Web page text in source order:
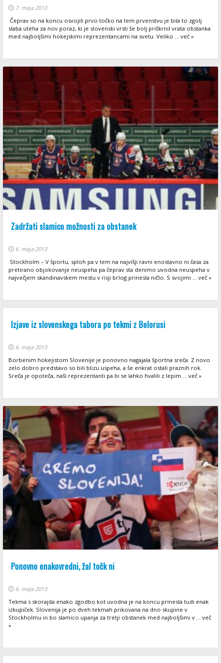
7. maja 2013
Čeprav so na koncu osvojili prvo točko na tem prvenstvu je bila to zgolj
slaba uteha za nov poraz, ki je slovenski vrsti še bolj priškrnil vrata obstanka
med najboljšimi hokejskimi reprezentancami na svetu. Veliko ... več »
Zadržati slamico možnosti za obstanek
6. maja 2013
Stockholm – V športu, sploh pa v tem na najvišji ravni enostavno ni časa za
pretirano objokovanje neuspeha pa čeprav sta denimo uvodna neuspeha v
največjem skandinavskem mestu v risji brlog prinesla ničlo. S svojimi ... več »
Izjave iz slovenskega tabora po tekmi z Belorusi
6. maja 2013
Borbenim hokejistom Slovenije je ponovno nagajala športna sreča. Z novo
zelo dobro predstavo so bili blizu uspeha, a še enkrat ostali praznih rok.
Sreča je opoteča, naši reprezentanti pa bi se lahko hvalili z lepim ... več »
Ponovno enakovredni, žal točk ni
6. maja 2013
Tekma s skorajda enako zgodbo kot uvodna je na koncu prinesla tudi enak
izkupiček. Slovenija je po dveh tekmah prikovana na dno skupine v
Stockholmu in bo slamico upanja za tretji obstanek med najboljšimi v ... več
»